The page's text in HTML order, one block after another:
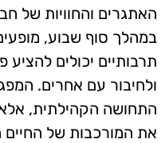
האתגרים והחוויות של
במהלך סוף שבוע,
תרבותיים יכולים להציע
ולחיבור עם אחרים.
התחושה הקהילתית,
את המורכבות של